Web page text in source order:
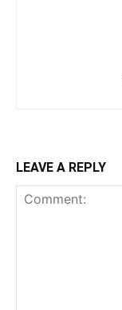
LEAVE A REPLY